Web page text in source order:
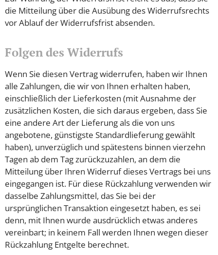
die Mitteilung über die Ausübung des Widerrufsrechts
vor Ablauf der Widerrufsfrist absenden.
Folgen des Widerrufs
Wenn Sie diesen Vertrag widerrufen, haben wir Ihnen
alle Zahlungen, die wir von Ihnen erhalten haben,
einschließlich der Lieferkosten (mit Ausnahme der
zusätzlichen Kosten, die sich daraus ergeben, dass Sie
eine andere Art der Lieferung als die von uns
angebotene, günstigste Standardlieferung gewählt
haben), unverzüglich und spätestens binnen vierzehn
Tagen ab dem Tag zurückzuzahlen, an dem die
Mitteilung über Ihren Widerruf dieses Vertrags bei uns
eingegangen ist. Für diese Rückzahlung verwenden wir
dasselbe Zahlungsmittel, das Sie bei der
ursprünglichen Transaktion eingesetzt haben, es sei
denn, mit Ihnen wurde ausdrücklich etwas anderes
vereinbart; in keinem Fall werden Ihnen wegen dieser
Rückzahlung Entgelte berechnet.